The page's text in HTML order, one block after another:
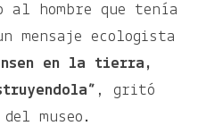
al hombre que tenía
mensaje ecologista
en la tierra,
, gritó
museo.